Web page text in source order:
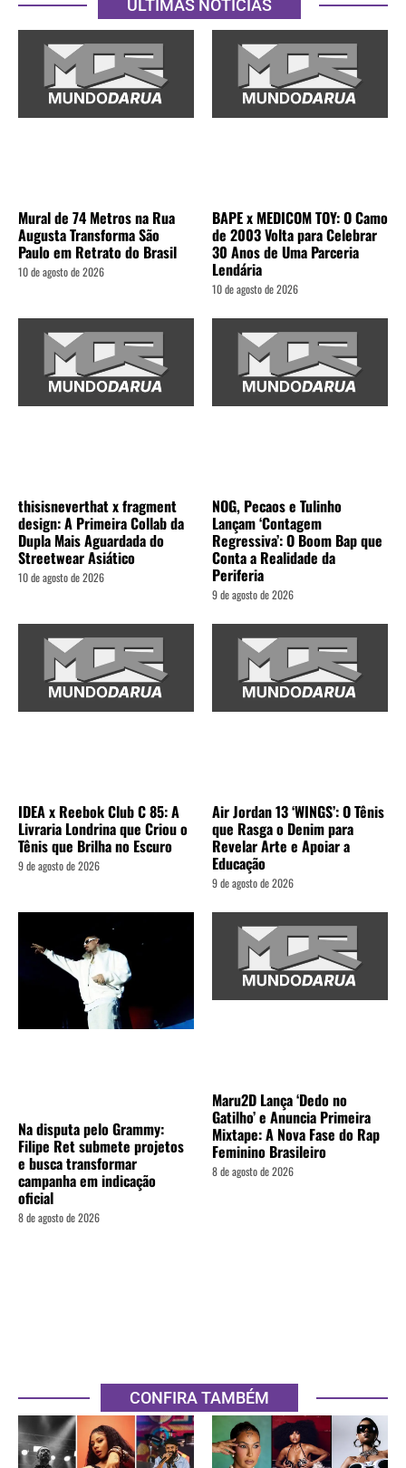
ÚLTIMAS NOTÍCIAS
Mural de 74 Metros na Rua
Augusta Transforma São
Paulo em Retrato do Brasil
10 de agosto de 2026
BAPE x MEDICOM TOY: O Camo
de 2003 Volta para Celebrar
30 Anos de Uma Parceria
Lendária
10 de agosto de 2026
thisisneverthat x fragment
design: A Primeira Collab da
Dupla Mais Aguardada do
Streetwear Asiático
10 de agosto de 2026
NOG, Pecaos e Tulinho
Lançam ‘Contagem
Regressiva’: O Boom Bap que
Conta a Realidade da
Periferia
9 de agosto de 2026
IDEA x Reebok Club C 85: A
Livraria Londrina que Criou o
Tênis que Brilha no Escuro
9 de agosto de 2026
Air Jordan 13 ‘WINGS’: O Tênis
que Rasga o Denim para
Revelar Arte e Apoiar a
Educação
9 de agosto de 2026
Na disputa pelo Grammy:
Filipe Ret submete projetos
e busca transformar
campanha em indicação
oficial
8 de agosto de 2026
Maru2D Lança ‘Dedo no
Gatilho’ e Anuncia Primeira
Mixtape: A Nova Fase do Rap
Feminino Brasileiro
8 de agosto de 2026
CONFIRA TAMBÉM